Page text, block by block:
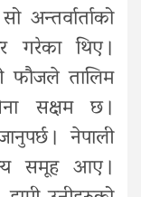
अन्तर्वार्ताको
गरेका थिए ।
फौजले तालिम
सक्षम छ ।
। नेपाली
समूह आए ।